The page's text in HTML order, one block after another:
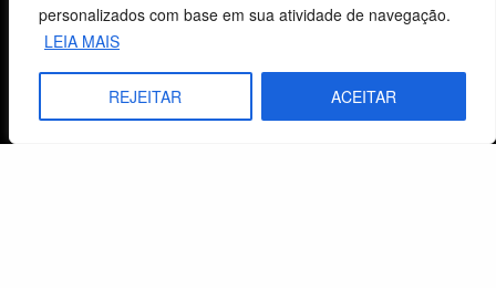
personalizados com base em sua atividade de navegação.
LEIA MAIS
REJEITAR ACEITAR
Fale Conosco
vendas@cebi.org.br